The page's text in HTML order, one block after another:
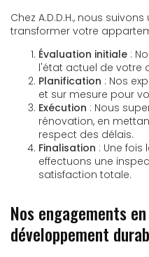
Chez A.D.D.H., nous
transformer votre
Évaluation initiale :
l'état actuel de votre
Planification : Nos
et sur mesure pour
Exécution : Nous
rénovation, en
respect des délais.
Finalisation : Une fois
effectuons une
satisfaction totale.
Nos engagements
développement